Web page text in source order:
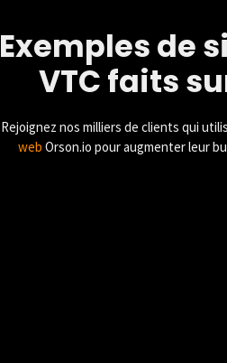
Exemples de
VTC faits
Rejoignez nos milliers de clients qui
web Orson.io pour augmenter leur